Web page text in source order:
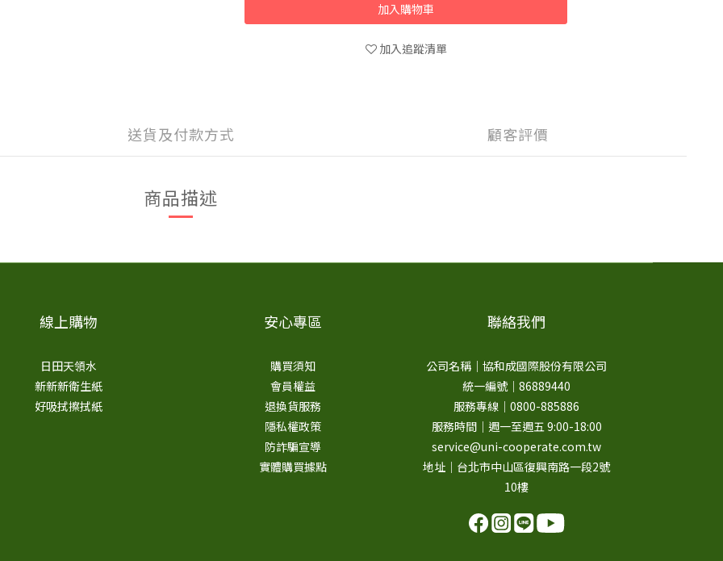
加入購物車
加入追蹤清單
送貨及付款方式 顧客評價
商品描述
線上購物
日田天領水
新新新衛生紙
好吸拭擦拭紙
安心專區
購買須知
會員權益
退換貨服務
隱私權政策
防詐騙宣導
實體購買據點
聯絡我們
公司名稱｜協和成國際股份有限公司
統一編號｜86889440
服務專線｜0800-885886
服務時間｜週一至週五 9:00-18:00
service@uni-cooperate.com.tw
地址｜台北市中山區復興南路一段2號
10樓